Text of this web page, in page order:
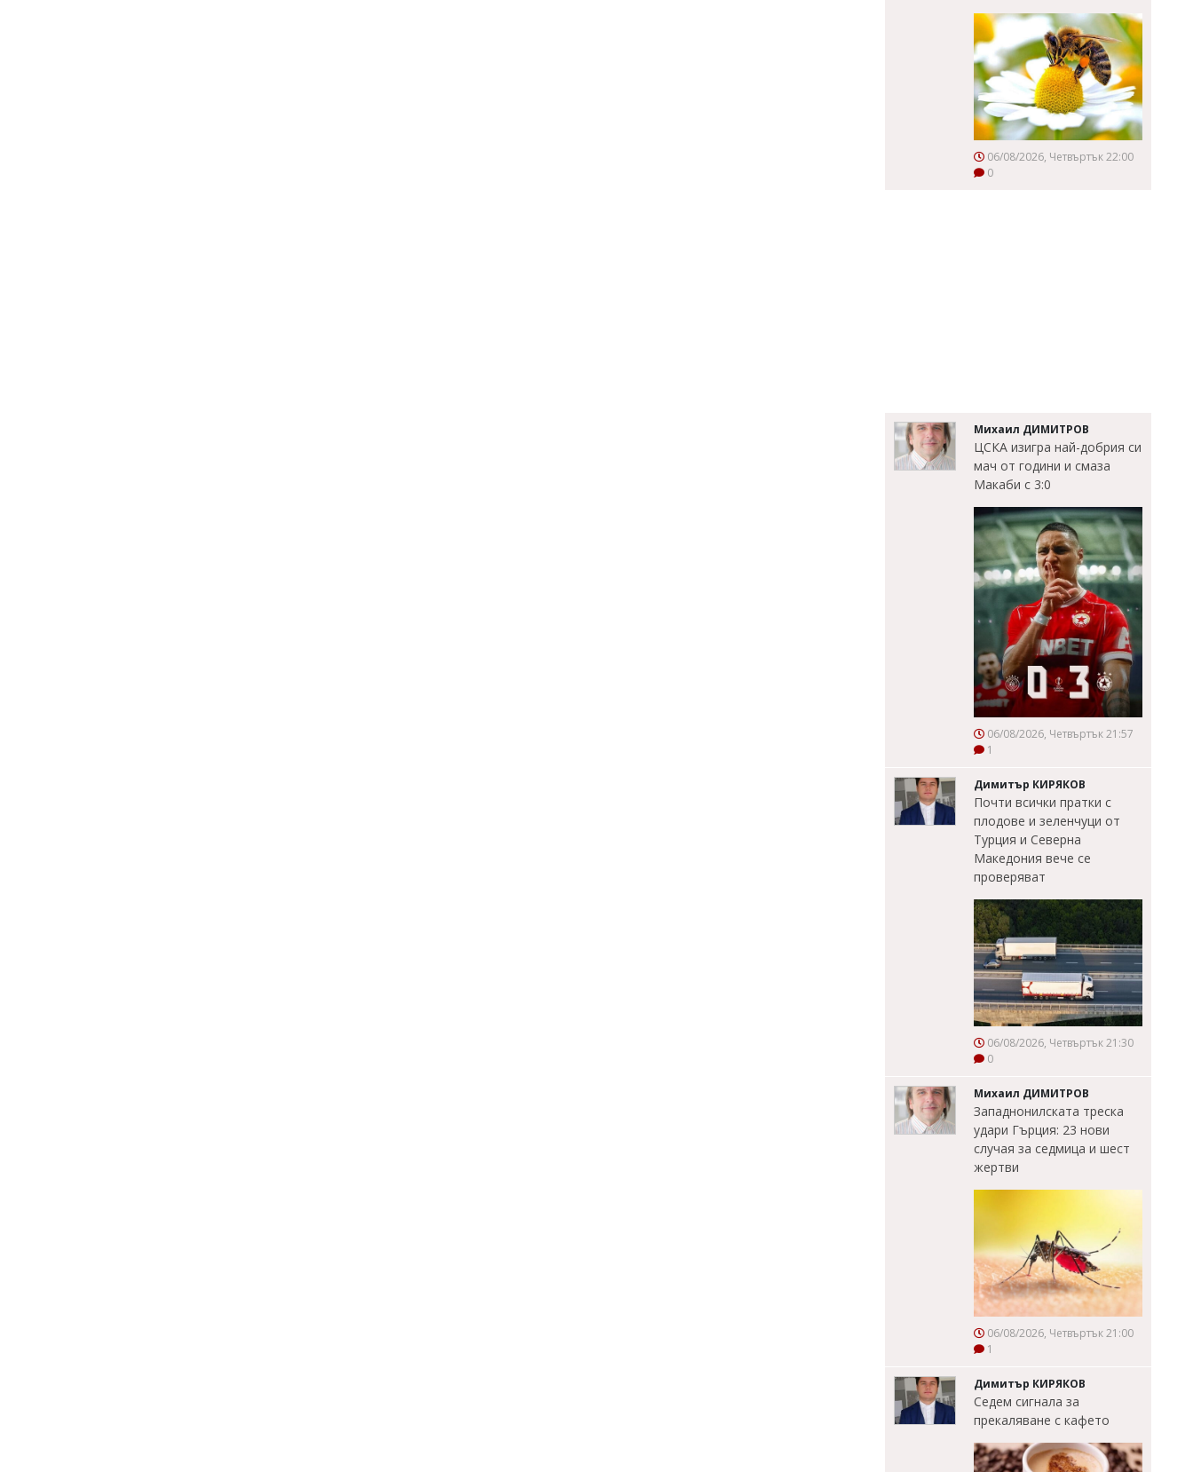
06/08/2026, Четвъртък 22:00
0
Михаил ДИМИТРОВ
ЦСКА изигра най-добрия си
мач от години и смаза
Макаби с 3:0
06/08/2026, Четвъртък 21:57
1
Димитър КИРЯКОВ
Почти всички пратки с
плодове и зеленчуци от
Турция и Северна
Македония вече се
проверяват
06/08/2026, Четвъртък 21:30
0
Михаил ДИМИТРОВ
Западнонилската треска
удари Гърция: 23 нови
случая за седмица и шест
жертви
06/08/2026, Четвъртък 21:00
1
Димитър КИРЯКОВ
Седем сигнала за
прекаляване с кафето